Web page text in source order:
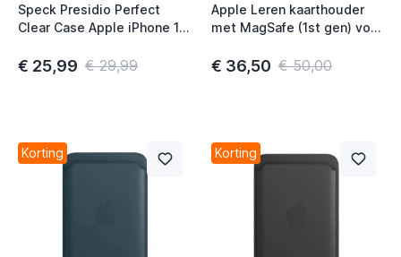
Speck Presidio Perfect
Clear Case Apple iPhone 12
€ 25,99 € 29,99
Apple Leren kaarthouder
met MagSafe (1st gen) voor
€ 36,50 € 50,00
Korting Korting